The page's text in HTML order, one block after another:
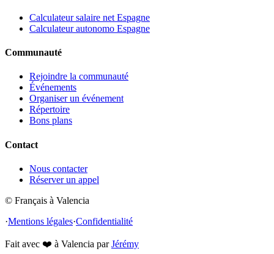
Calculateur salaire net Espagne
Calculateur autonomo Espagne
Communauté
Rejoindre la communauté
Événements
Organiser un événement
Répertoire
Bons plans
Contact
Nous contacter
Réserver un appel
© Français à Valencia
·Mentions légales·Confidentialité
Fait avec ❤️ à Valencia par Jérémy